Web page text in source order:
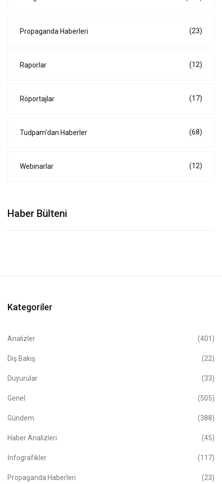
Propaganda Haberleri (23)
Raporlar (12)
Röportajlar (17)
Tudpam'dan Haberler (68)
Webinarlar (12)
Haber Bülteni
Kategoriler
Analizler (401)
Dış Bakış (22)
Duyurular (33)
Genel (505)
Gündem (388)
Haber Analizleri (45)
İnfografikler (117)
Propaganda Haberleri (23)